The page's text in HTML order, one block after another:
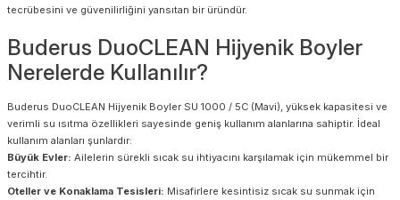
tecrübesini ve güvenilirliğini yansıtan bir üründür.
Buderus DuoCLEAN Hijyenik Boyler
Nerelerde Kullanılır?
Buderus DuoCLEAN Hijyenik Boyler SU 1000 / 5C (Mavi), yüksek kapasitesi ve
verimli su ısıtma özellikleri sayesinde geniş kullanım alanlarına sahiptir. İdeal
kullanım alanları şunlardır:
Büyük Evler: Ailelerin sürekli sıcak su ihtiyacını karşılamak için mükemmel bir
tercihtir.
Oteller ve Konaklama Tesisleri: Misafirlere kesintisiz sıcak su sunmak için